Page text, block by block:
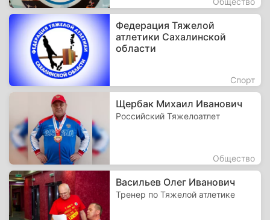
Федерация Тяжелой
атлетики Сахалинской
области
Спорт
Щербак Михаил Иванович
Российский Тяжелоатлет
Общество
Васильев Олег Иванович
Тренер по Тяжелой атлетике